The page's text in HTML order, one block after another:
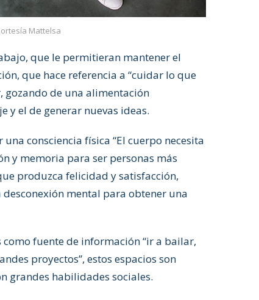
Mattelsa
que le permitieran mantener el
que hace referencia a “cuidar lo que
gozando de una alimentación
y el de generar nuevas ideas.
consciencia física “El cuerpo necesita
y memoria para ser personas más
produzca felicidad y satisfacción,
mental para obtener una
fuente de información “ir a bailar,
proyectos”, estos espacios son
grandes habilidades sociales.